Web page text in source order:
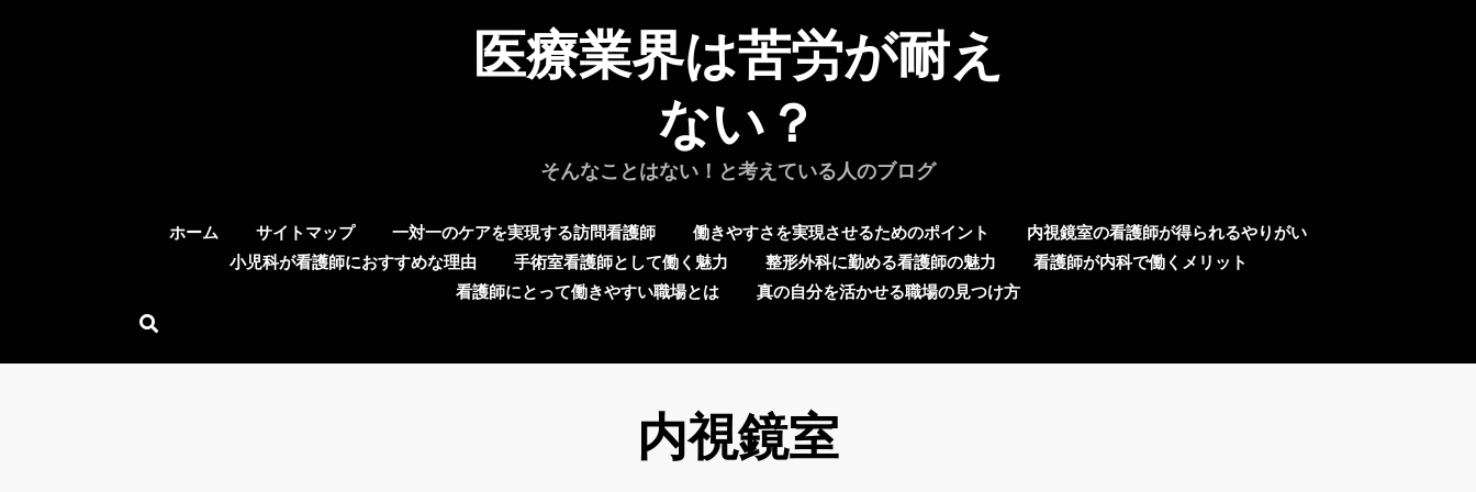
医療業界は苦労が耐え
ない？
そんなことはない！と考えている人のブログ
ホーム サイトマップ 一対一のケアを実現する訪問看護師 働きやすさを実現させるためのポイント
内視鏡室の看護師が得られるやりがい
小児科が看護師におすすめな理由
手術室看護師として働く魅力 整形外科に勤める看護師の魅力
看護師が内科で働くメリット
看護師にとって働きやすい職場とは
真の自分を活かせる職場の見つけ方
タグ
:
内視鏡室